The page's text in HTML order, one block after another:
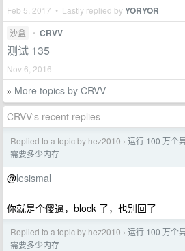
Feb 5, 2017 • Lastly replied byYORYOR
沙盒 • CRVV
测试 135
Nov 6, 2016
» More topics by CRVV
CRVV's recent replies
Replied to a topic by hez2010 › 运行 100 万个
需要多少内存
@lesismal
你就是个傻逼，block 了，也别回了
Replied to a topic by hez2010 › 运行 100 万个
需要多少内存